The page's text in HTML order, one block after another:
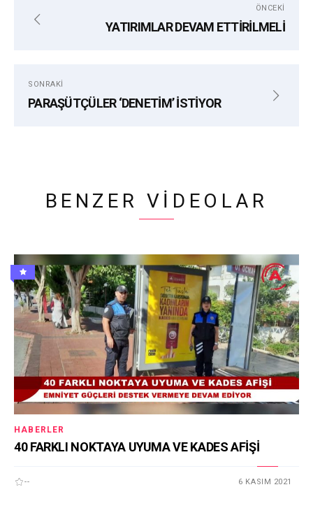
ÖNCEKI
YATIRIMLAR DEVAM ETTİRİLMELİ
SONRAKI
PARAŞÜTÇÜLER ‘DENETİM’ İSTİYOR
BENZER VIDEOLAR
HABERLER
40 FARKLI NOKTAYA UYUMA VE KADES AFİŞİ
-- 6 KASIM 2021